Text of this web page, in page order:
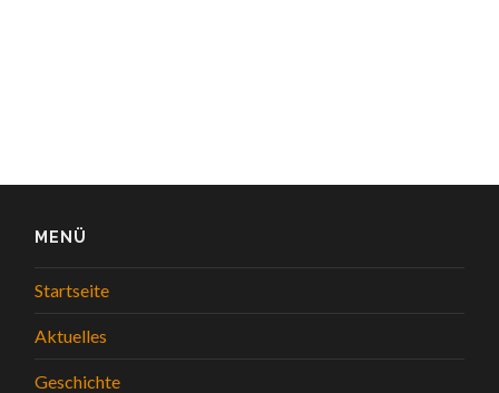
MENÜ
Startseite
Aktuelles
Geschichte